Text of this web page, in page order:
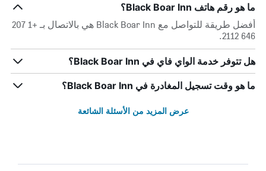
ما هو رقم هاتف Black Boar Inn؟
أفضل طريقة للتواصل مع Black Boar Inn هي بالاتصال بـ +1 207
646 2112.
هل تتوفر خدمة الواي فاي في Black Boar Inn؟
ما هو وقت تسجيل المغادرة في Black Boar Inn؟
عرض المزيد من الأسئلة الشائعة